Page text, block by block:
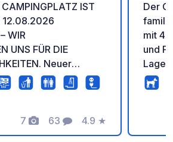
IST
12.08.2026
WIR
UNS FÜR DIE
Neuer
Unterkunft. Wir
für große
Duschen
Radfahren
7
Fotos
63
Kommentare
4.9
Bewertung
★
Der
mit
und
Eier